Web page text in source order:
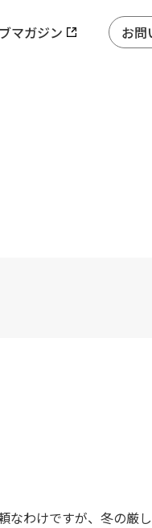
マガジン お問
なわけですが、冬の厳